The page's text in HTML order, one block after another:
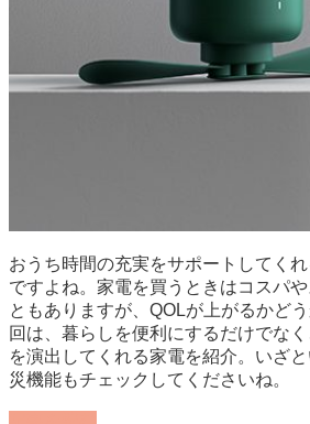
おうち時間の充実をサポートしてく
ですよね。家電を買うときはコスパ
ともありますが、QOLが上がるかど
回は、暮らしを便利にするだけでな
を演出してくれる家電を紹介。いざ
災機能もチェックしてくださいね。